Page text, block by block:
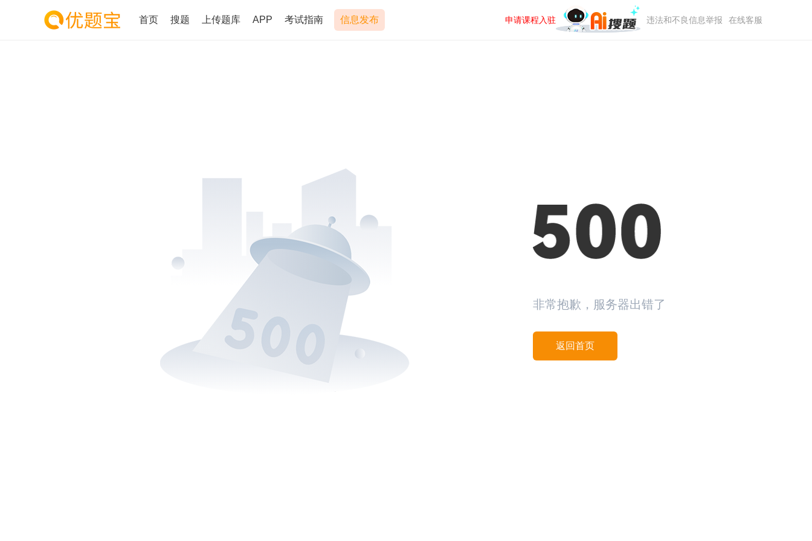
首页 搜题 上传题库 APP 考试指南 信息发布 申请课程入驻 违法和不良信息举报 在线客服
非常抱歉，服务器出错了
返回首页